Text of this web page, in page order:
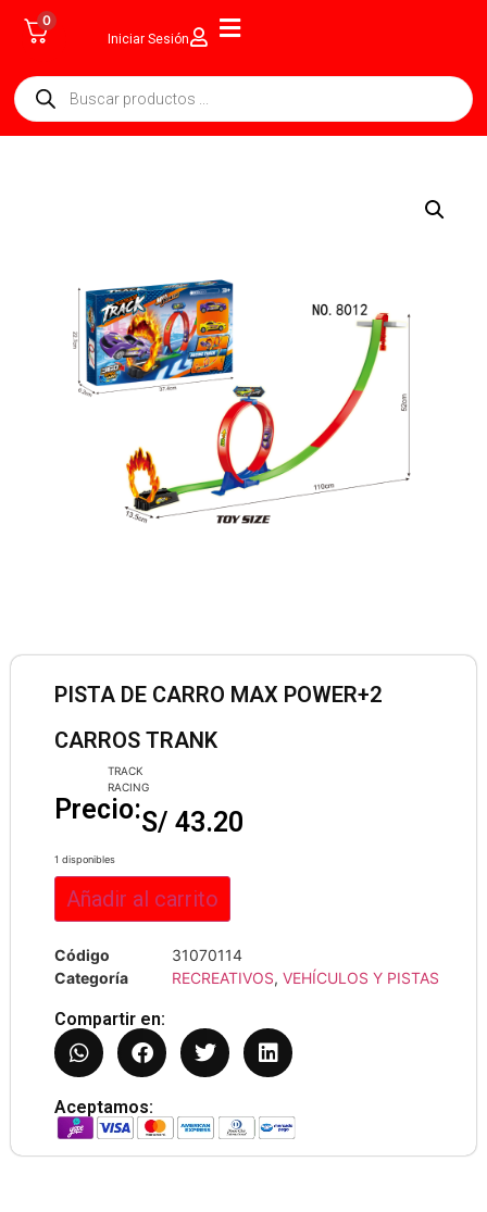
0
Iniciar Sesión
PISTA DE CARRO MAX POWER+2
CARROS TRANK
TRACK
RACING
Precio:S/ 43.20
1 disponibles
Añadir al carrito
Código
31070114
Categoría
RECREATIVOS, VEHÍCULOS Y PISTAS
Compartir en:
Aceptamos: